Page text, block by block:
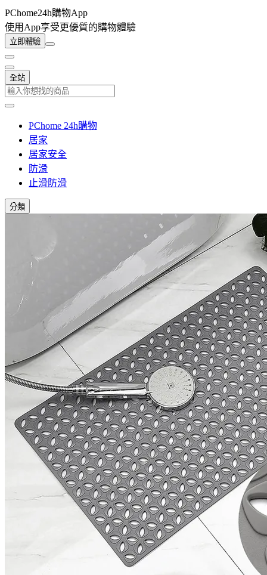
PChome24h購物App
使用App享受更優質的購物體驗
立即體驗
全站
PChome 24h購物
居家
居家安全
防滑
止滑防滑
分類